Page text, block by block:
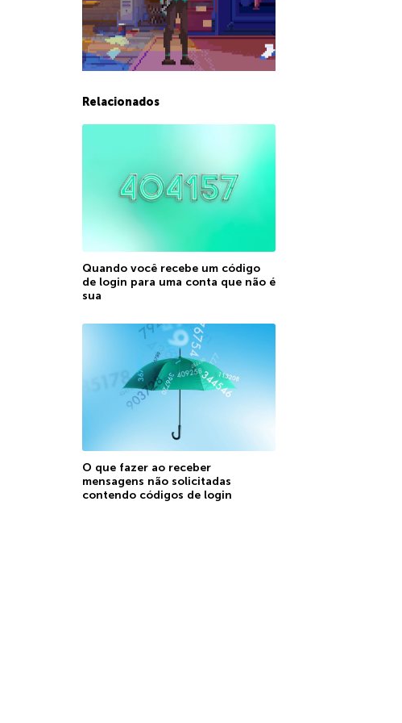
Relacionados
Quando você recebe um código
de login para uma conta que não é
sua
O que fazer ao receber
mensagens não solicitadas
contendo códigos de login